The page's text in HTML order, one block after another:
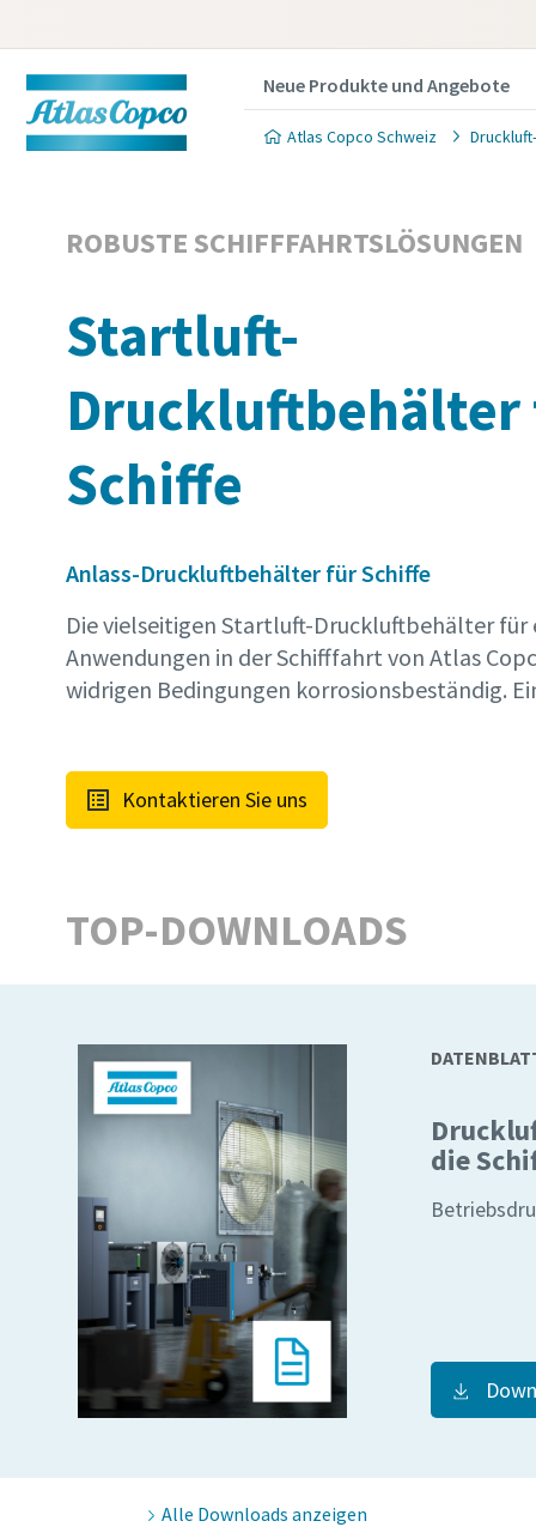
Neue Produkte und Angebote
Atlas Copco Schweiz
ROBUSTE SCHIFFFAHRTSLÖSUNGEN
Startluft-
Druckluftbehälter
Schiffe
Anlass-Druckluftbehälter für Schiffe
Die vielseitigen Startluft-Druckluftbehälter für
Anwendungen in der Schifffahrt von Atlas
widrigen Bedingungen korrosionsbeständig.
Kontaktieren Sie uns
TOP-DOWNLOADS
die
Alle Downloads anzeigen